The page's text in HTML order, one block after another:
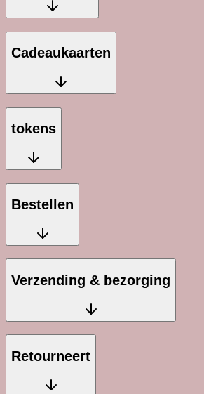
Cadeaukaarten
tokens
Bestellen
Verzending & bezorging
Retourneert